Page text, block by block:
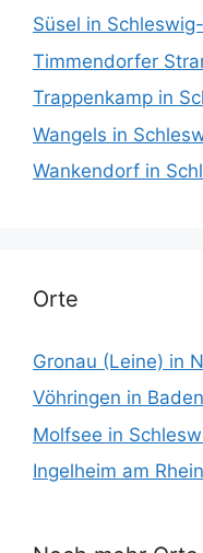
Süsel in
Timmendorfer
Trappenkamp in
Wangels in
Wankendorf in
Orte
Gronau (Leine) in
Vöhringen in
Molfsee in
Ingelheim am